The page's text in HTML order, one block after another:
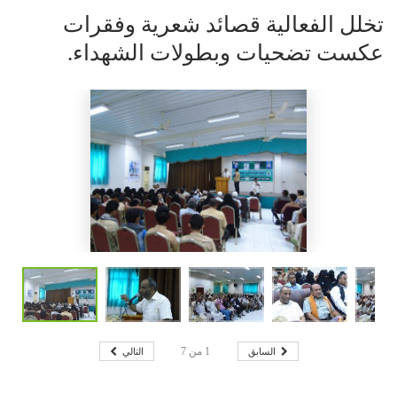
تخلل الفعالية قصائد شعرية وفقرات
عكست تضحيات وبطولات الشهداء.
السابق 1 من 7 التالي